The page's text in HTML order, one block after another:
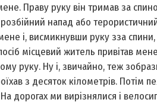
Праву руку він тримав за
напад або
і, висмикнувши руку з­за
місцевий житель привітав
руку. Ну і, звичайно, теж
з десяток кілометрів. Потім
дорогах ми вирізнялися і